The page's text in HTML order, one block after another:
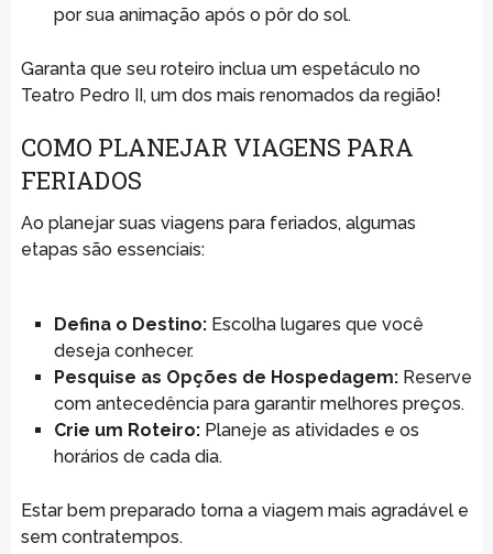
por sua animação após o pôr do sol.
Garanta que seu roteiro inclua um espetáculo no
Teatro Pedro II, um dos mais renomados da região!
COMO PLANEJAR VIAGENS PARA
FERIADOS
Ao planejar suas viagens para feriados, algumas
etapas são essenciais:
Defina o Destino:Escolha lugares que você
deseja conhecer.
Pesquise as Opções de Hospedagem:Reserve
com antecedência para garantir melhores preços.
Crie um Roteiro:Planeje as atividades e os
horários de cada dia.
Estar bem preparado torna a viagem mais agradável e
sem contratempos.